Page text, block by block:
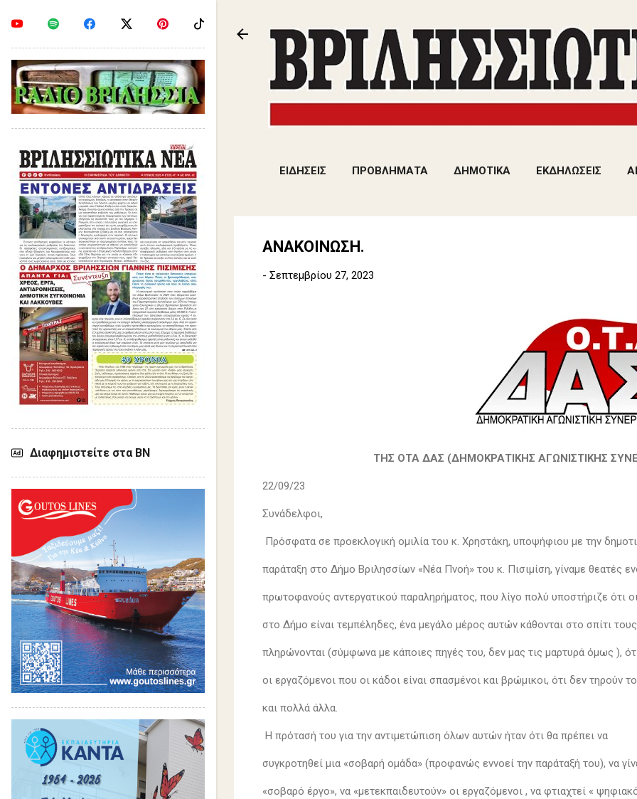
ΕΙΔΗΣΕΙΣ ΠΡΟΒΛΗΜΑΤΑ ΔΗΜΟΤΙΚΑ ΕΚΔΗΛΩΣΕΙΣ
ΑΝΑΚΟΙΝΩΣΗ.
- Σεπτεμβρίου 27, 2023
ΤΗΣ ΟΤΑ ΔΑΣ (ΔΗΜΟΚΡΑΤΙΚΗΣ ΑΓΩΝΙΣΤΙΚΗΣ
22/09/23
Συνάδελφοι,
Πρόσφατα σε προεκλογική ομιλία του κ. Χρηστάκη, υποψήφιου με την
παράταξη στο Δήμο Βριλησσίων «Νέα Πνοή» του κ. Πισιμίση, γίναμε θεατές
πρωτοφανούς αντεργατικού παραληρήματος, που λίγο πολύ υποστήριζε ότι
στο Δήμο είναι τεμπέληδες, ένα μεγάλο μέρος αυτών κάθονται στο σπίτι
πληρώνονται (σύμφωνα με κάποιες πηγές του, δεν μας τις μαρτυρά όμως ),
οι εργαζόμενοι που οι κάδοι είναι σπασμένοι και βρώμικοι, ότι δεν τηρούν
και πολλά άλλα.
Η πρότασή του για την αντιμετώπιση όλων αυτών ήταν ότι θα πρέπει να
συγκροτηθεί μια «σοβαρή ομάδα» (προφανώς εννοεί την παράταξή του), να
«σοβαρό έργο», να «μετεκπαιδευτούν» οι εργαζόμενοι , να φτιαχτεί «
Διαφημιστείτε στα ΒΝ